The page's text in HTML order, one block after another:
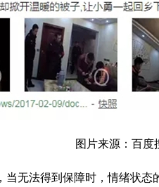
图片来源：百度
当无法得到保障时，情绪状